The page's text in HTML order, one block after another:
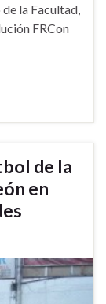
la Facultad,
FRCon
de la
en